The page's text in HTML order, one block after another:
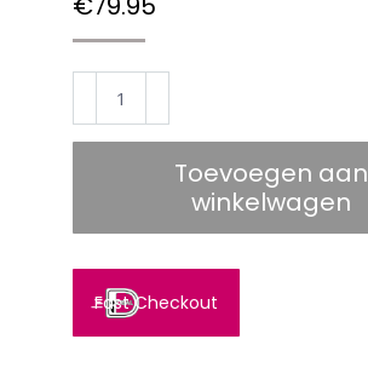
BUGOLINI
Tobirama
met
ritssluiting
Toevoegen aan
winkelwagen
Fast Checkout